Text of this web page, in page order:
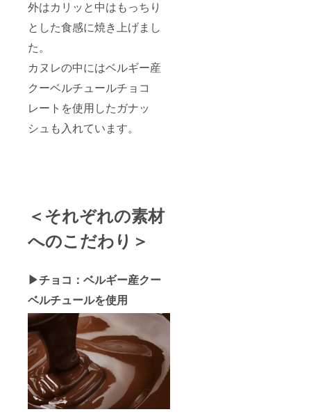
外はカリッと中はもっちり
とした食感に焼き上げまし
た。
カヌレの中にはベルギー産
クーベルチュールチョコ
レートを使用したガナッ
シュも入れています。
＜それぞれの素材
へのこだわり＞
▶︎チョコ：ベルギー産クー
ベルチュールを使用